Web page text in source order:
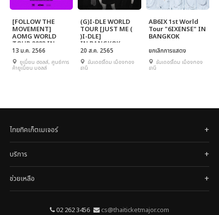
[FOLLOW THE
MOVEMENT]
AOMG WORLD
TOUR 2023 IN
BANGKOK
13 ม.ค. 2566
ยูเนี่ยน ฮอลล์, ศูนย์การ
ค้ายูเนี่ยน มอลล์
(G)I-DLE WORLD
TOUR [JUST ME (
)I-DLE]
IN BANGKOK
20 ส.ค. 2565
ธันเดอร์โดม เมืองทอง
ธานี
AB6IX 1st World
Tour "6IXENSE" IN
BANGKOK
ยกเลิกการเเสดง
ธันเดอร์โดม เมืองทอง
ธานี
ไทยทิคเก็ตเมเจอร์
บริการ
ช่วยเหลือ
02 262 3456 cs@thaiticketmajor.com